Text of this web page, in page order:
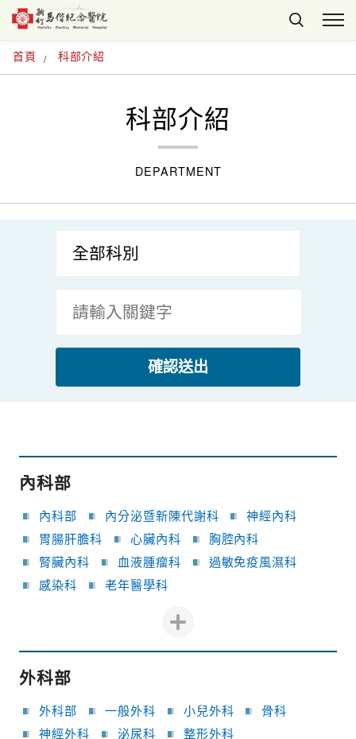
首頁 科部介紹
科部介紹
DEPARTMENT
確認送出
內科部
內科部 內分泌暨新陳代謝科
神經內科
胃腸肝膽科
心臟內科
胸腔內科
腎臟內科
血液腫瘤科
過敏免疫風濕科
感染科
老年醫學科
外科部
外科部 一般外科 小兒外科
骨科
神經外科
泌尿科
整形外科